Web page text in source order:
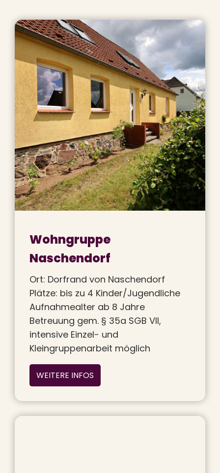
Wohngruppe
Naschendorf
Ort: Dorfrand von Naschendorf
Plätze: bis zu 4 Kinder/Jugendliche
Aufnahmealter ab 8 Jahre
Betreuung gem. § 35a SGB VII,
intensive Einzel- und
Kleingruppenarbeit möglich
WEITERE INFOS